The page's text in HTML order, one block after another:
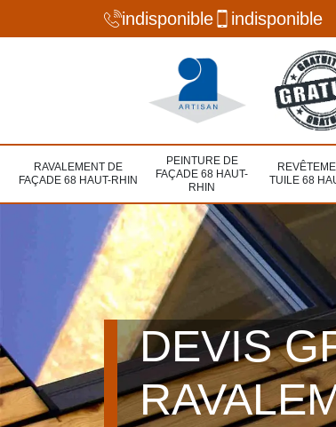
indisponible indisponible
RAVALEMENT DE
FAÇADE 68 HAUT-RHIN
PEINTURE DE
FAÇADE 68 HAUT-
RHIN
TUILE 68
DEVIS